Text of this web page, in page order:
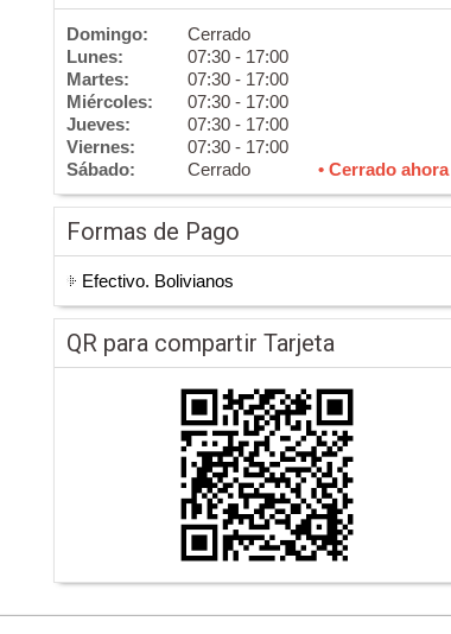
Domingo:
Cerrado
Lunes:
07:30 - 17:00
Martes:
07:30 - 17:00
Miércoles:
07:30 - 17:00
Jueves:
07:30 - 17:00
Viernes:
07:30 - 17:00
Sábado:
Cerrado • Cerrado ahora
Formas de Pago
Efectivo. Bolivianos
QR para compartir Tarjeta